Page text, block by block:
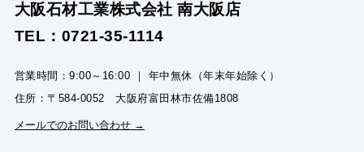
大阪石材工業株式会社 南大阪店
TEL：0721-35-1114
営業時間：9:00～16:00 ｜ 年中無休（年末年始除く）
住所：〒584-0052 大阪府富田林市佐備1808
メールでのお問い合わせ →